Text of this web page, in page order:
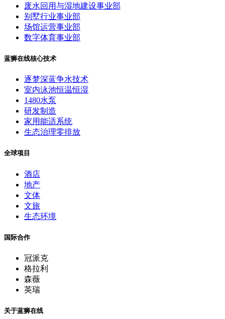
废水回用与湿地建设事业部
别墅行业事业部
场馆运营事业部
数字体育事业部
蓝狮在线核心技术
逐梦深蓝争水技术
室内泳池恒温恒湿
1480水泵
研发制造
家用能适系统
生态治理零排放
全球项目
酒店
地产
文体
文旅
生态环境
国际合作
冠派克
格拉利
森薇
英瑞
关于蓝狮在线